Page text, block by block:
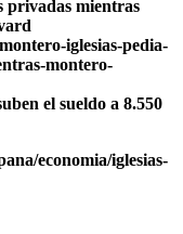
privadas mientras
iglesias-pedia-
montero-
el sueldo a 8.550
economia/iglesias-